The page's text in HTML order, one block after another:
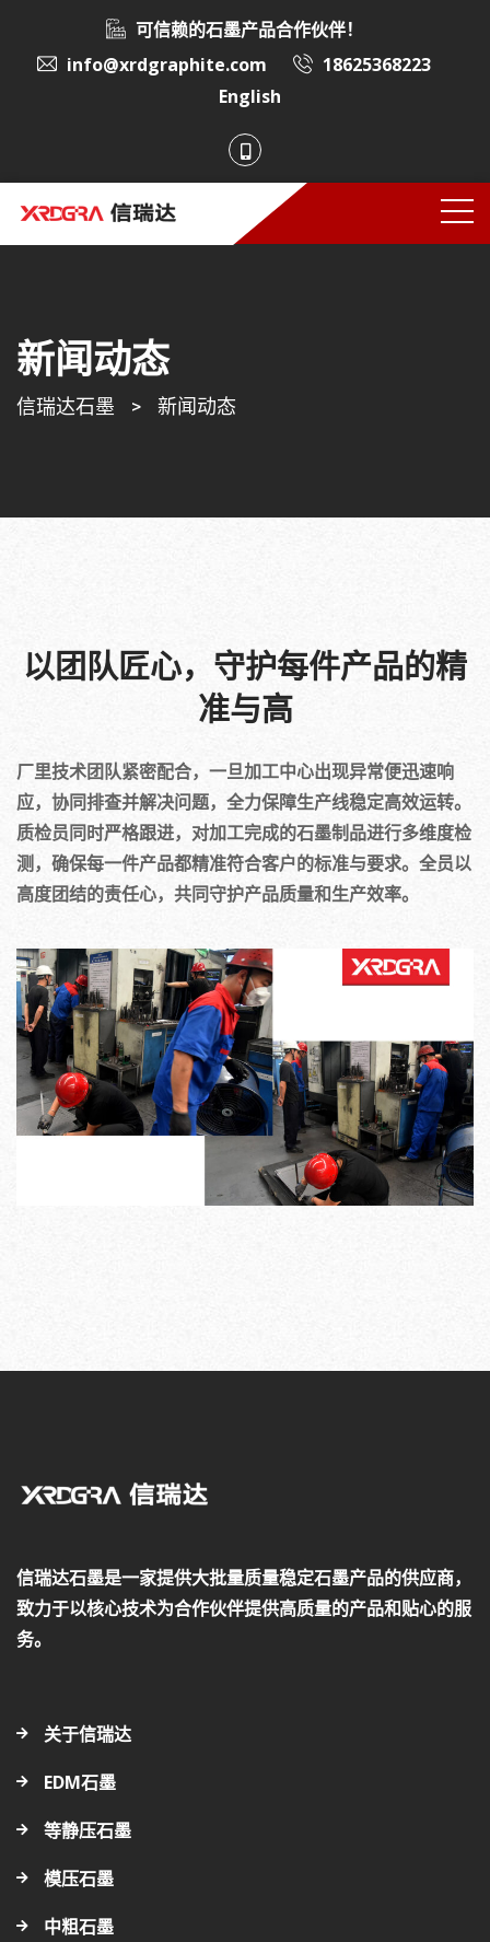
可信赖的石墨产品合作伙伴！
info@xrdgraphite.com
18625368223
English
新闻动态
信瑞达石墨 > 新闻动态
以团队匠心，守护每件产品的精
准与高
厂里技术团队紧密配合，一旦加工中心出现异常便迅速响
应，协同排查并解决问题，全力保障生产线稳定高效运转。
质检员同时严格跟进，对加工完成的石墨制品进行多维度检
测，确保每一件产品都精准符合客户的标准与要求。全员以
高度团结的责任心，共同守护产品质量和生产效率。
信瑞达石墨是一家提供大批量质量稳定石墨产品的供应商，
致力于以核心技术为合作伙伴提供高质量的产品和贴心的服
务。
关于信瑞达
EDM石墨
等静压石墨
模压石墨
中粗石墨